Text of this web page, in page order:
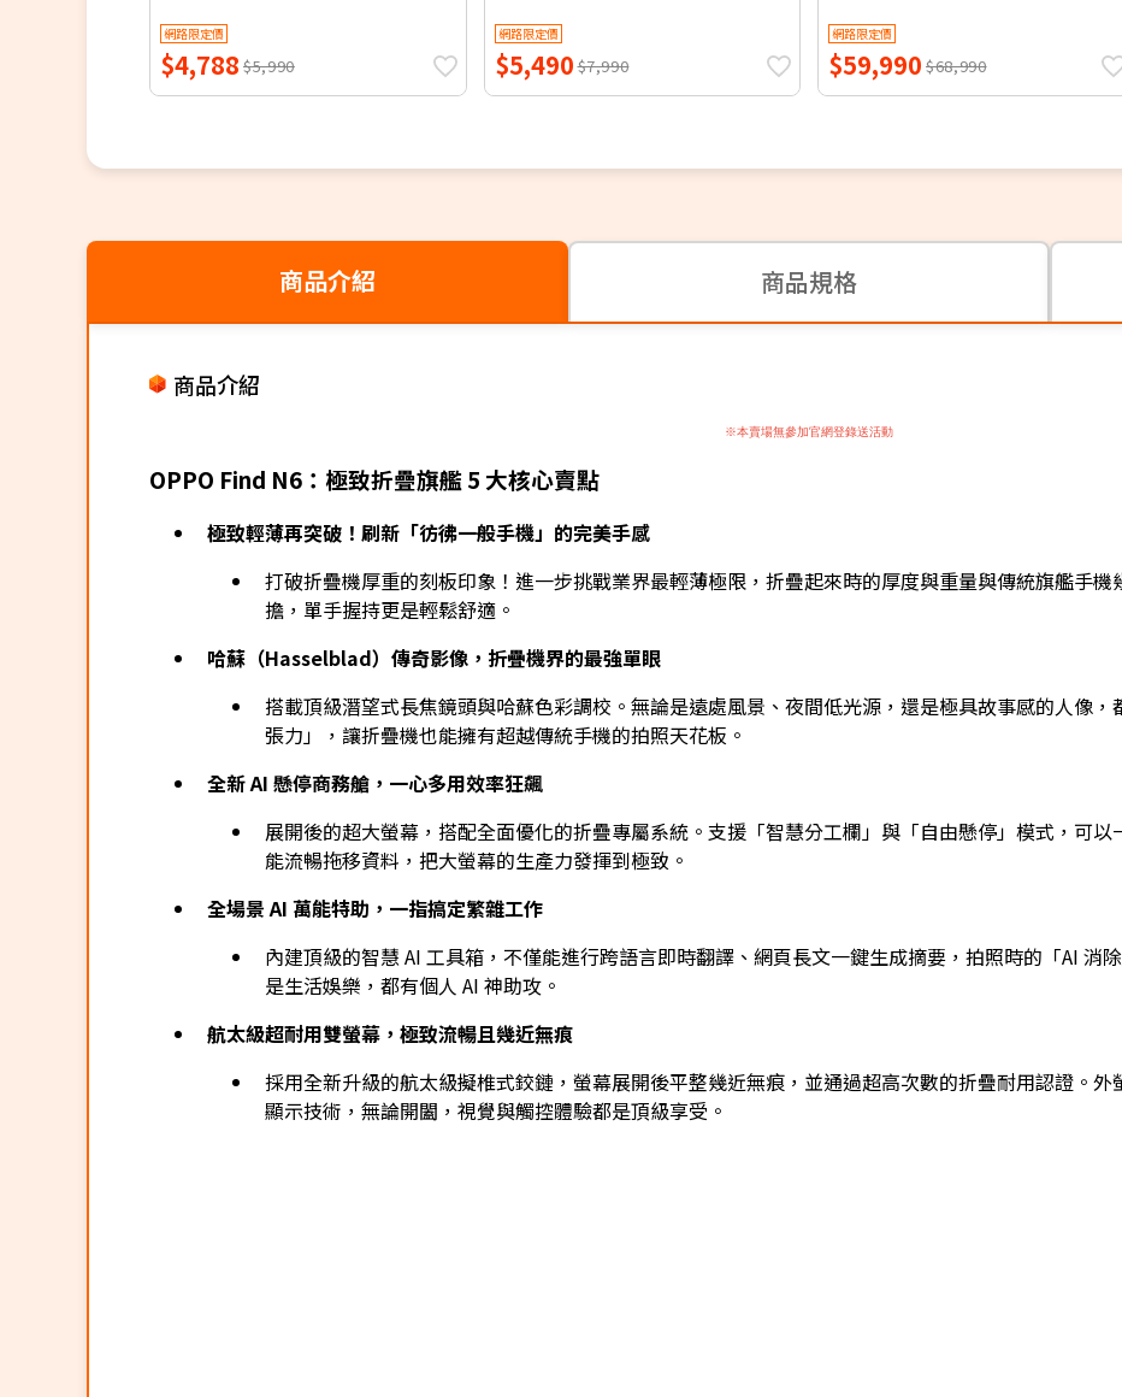
網路限定價
$4,788 $5,990
網路限定價
$5,490$7,990
網路限定價
$59,990 $68,990
商品介紹 商品規格
商品介紹
※本賣場無參加官網登錄送活動
OPPO Find N6：極致折疊旗艦 5 大核心賣點
極致輕薄再突破！刷新「彷彿一般手機」的完美手感
打破折疊機厚重的刻板印象！進一步挑戰業界最輕薄極限，折疊起來時的厚度與重量與傳統旗艦手
擔，單手握持更是輕鬆舒適。
哈蘇（Hasselblad）傳奇影像，折疊機界的最強單眼
搭載頂級潛望式長焦鏡頭與哈蘇色彩調校。無論是遠處風景、夜間低光源，還是極具故事感的人像
張力」，讓折疊機也能擁有超越傳統手機的拍照天花板。
全新 AI 懸停商務艙，一心多用效率狂飆
展開後的超大螢幕，搭配全面優化的折疊專屬系統。支援「智慧分工欄」與「自由懸停」模式，可
能流暢拖移資料，把大螢幕的生產力發揮到極致。
全場景 AI 萬能特助，一指搞定繁雜工作
內建頂級的智慧 AI 工具箱，不僅能進行跨語言即時翻譯、網頁長文一鍵生成摘要，拍照時的「AI 消
是生活娛樂，都有個人 AI 神助攻。
航太級超耐用雙螢幕，極致流暢且幾近無痕
採用全新升級的航太級擬椎式鉸鏈，螢幕展開後平整幾近無痕，並通過超高次數的折疊耐用認證。
顯示技術，無論開闔，視覺與觸控體驗都是頂級享受。